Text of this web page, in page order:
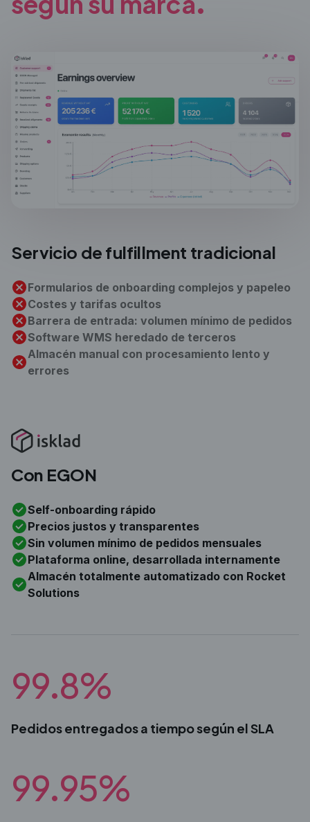
Servicio de fulfillment tradicional
Formularios de onboarding complejos y papeleo
Costes y tarifas ocultos
Barrera de entrada: volumen mínimo de pedidos
Software WMS heredado de terceros
Almacén manual con procesamiento lento y
errores
Con EGON
Self-onboarding rápido
Precios justos y transparentes
Sin volumen mínimo de pedidos mensuales
Plataforma online, desarrollada internamente
Almacén totalmente automatizado con Rocket
Solutions
99.8%
Pedidos entregados a tiempo según el SLA
99.95%